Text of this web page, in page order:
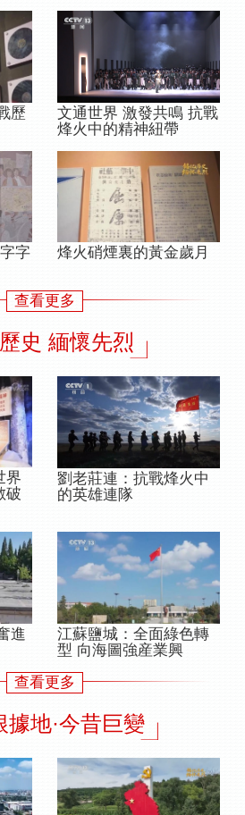
歷
文通世界 激發共鳴 抗戰
烽火中的精神紐帶
字
烽火硝煙裏的黃金歲月
查看更多
史 緬懷先烈
界
破
劉老莊連：抗戰烽火中
的英雄連隊
進
江蘇鹽城：全面綠色轉
型 向海圖強産業興
查看更多
據地·今昔巨變